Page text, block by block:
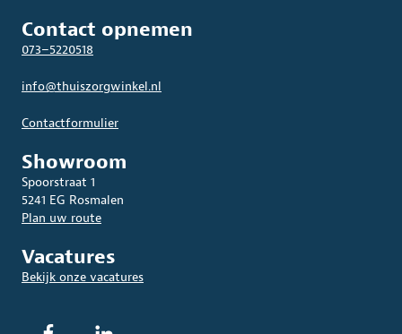
Contact opnemen
073–5220518
info@thuiszorgwinkel.nl
Contactformulier
Showroom
Spoorstraat 1
5241 EG Rosmalen
Plan uw route
Vacatures
Bekijk onze vacatures